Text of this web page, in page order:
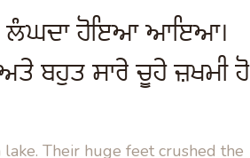
ਲੰਘਦਾ ਹੋਇਆ ਆਇਆ।
ਬਹੁਤ ਸਾਰੇ ਚੂਹੇ ਜ਼ਖਮੀ ਹੋ
Their huge feet crushed the